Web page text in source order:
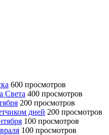
600 просмотров
Света 400 просмотров
200 просмотров
дней 200 просмотров
100 просмотров
100 просмотров